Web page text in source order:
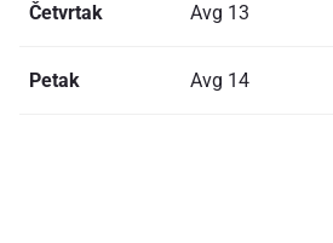
Četvrtak Avg 13
Petak Avg 14